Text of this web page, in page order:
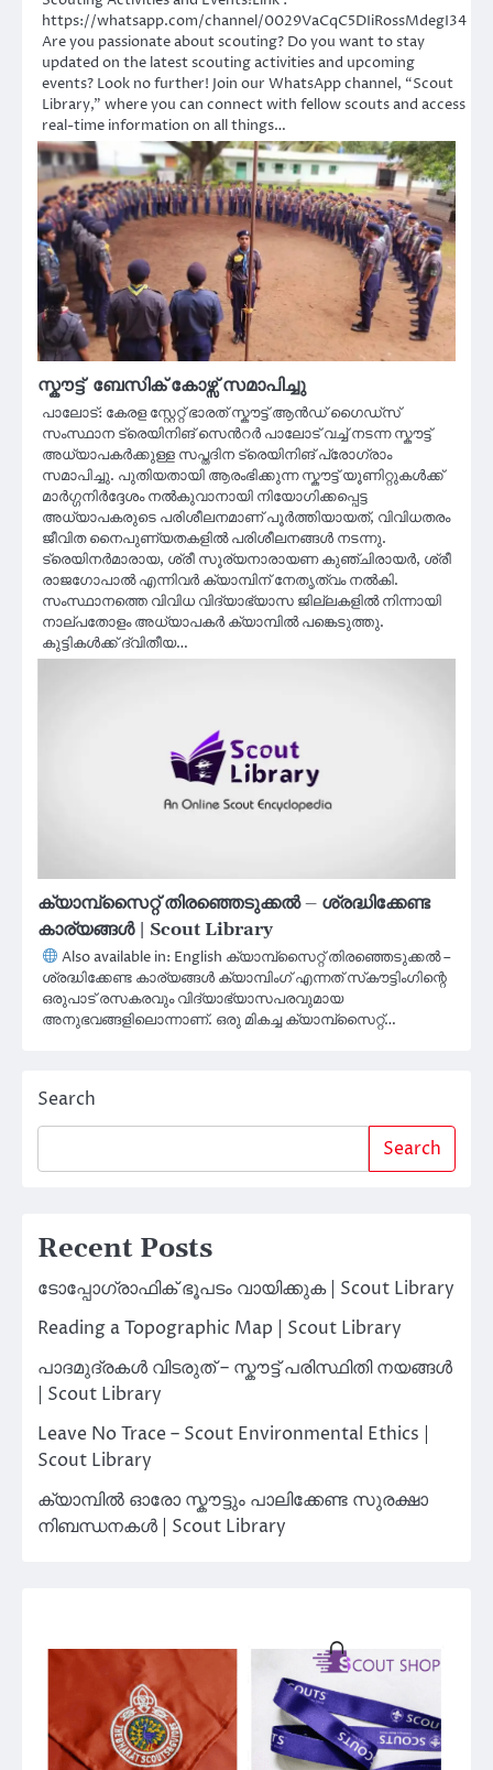
https://whatsapp.com/channel/0029VaCqC5DIiRossMdegI34
Are you passionate about scouting? Do you want to stay
updated on the latest scouting activities and upcoming
events? Look no further! Join our WhatsApp channel, “Scout
Library,” where you can connect with fellow scouts and access
real-time information on all things…
സ്കൗട്ട് ബേസിക് കോഴ്സ് സമാപിച്ചു
പാലോട്: കേരള സ്റ്റേറ്റ് ഭാരത് സ്കൗട്ട് ആൻഡ് ഗൈഡ്സ്
സംസ്ഥാന ട്രെയിനിങ് സെൻറർ പാലോട് വച്ച് നടന്ന സ്കൗട്ട്
അധ്യാപകർക്കുള്ള സപ്തദിന ട്രെയിനിങ് പ്രോഗ്രാം
സമാപിച്ചു. പുതിയതായി ആരംഭിക്കുന്ന സ്കൗട്ട് യൂണിറ്റുകൾക്ക്
മാർഗ്ഗനിർദ്ദേശം നൽകുവാനായി നിയോഗിക്കപ്പെട്ട
അധ്യാപകരുടെ പരിശീലനമാണ് പൂർത്തിയായത്, വിവിധതരം
ജീവിത നൈപുണ്യതകളിൽ പരിശീലനങ്ങൾ നടന്നു.
ട്രെയിനർമാരായ, ശ്രീ സൂര്യനാരായണ കുഞ്ചിരായർ, ശ്രീ
രാജഗോപാൽ എന്നിവർ ക്യാമ്പിന് നേതൃത്വം നൽകി.
സംസ്ഥാനത്തെ വിവിധ വിദ്യാഭ്യാസ ജില്ലകളിൽ നിന്നായി
നാല്പതോളം അധ്യാപകർ ക്യാമ്പിൽ പങ്കെടുത്തു.
കുട്ടികൾക്ക് ദ്വിതീയ…
ക്യാമ്പ്‌സൈറ്റ് തിരഞ്ഞെടുക്കൽ – ശ്രദ്ധിക്കേണ്ട
കാര്യങ്ങൾ | Scout Library
Also available in: English ക്യാമ്പ്‌സൈറ്റ് തിരഞ്ഞെടുക്കൽ –
ശ്രദ്ധിക്കേണ്ട കാര്യങ്ങൾ ക്യാമ്പിംഗ് എന്നത് സ്‌കൗട്ടിംഗിന്റെ
ഒരുപാട് രസകരവും വിദ്യാഭ്യാസപരവുമായ
അനുഭവങ്ങളിലൊന്നാണ്. ഒരു മികച്ച ക്യാമ്പ്‌സൈറ്റ്…
Search
Search
Recent Posts
ടോപ്പോഗ്രാഫിക് ഭൂപടം വായിക്കുക | Scout Library
Reading a Topographic Map | Scout Library
പാദമുദ്രകൾ വിടരുത് – സ്കൗട്ട് പരിസ്ഥിതി നയങ്ങൾ
| Scout Library
Leave No Trace – Scout Environmental Ethics |
Scout Library
ക്യാമ്പിൽ ഓരോ സ്കൗട്ടും പാലിക്കേണ്ട സുരക്ഷാ
നിബന്ധനകൾ | Scout Library